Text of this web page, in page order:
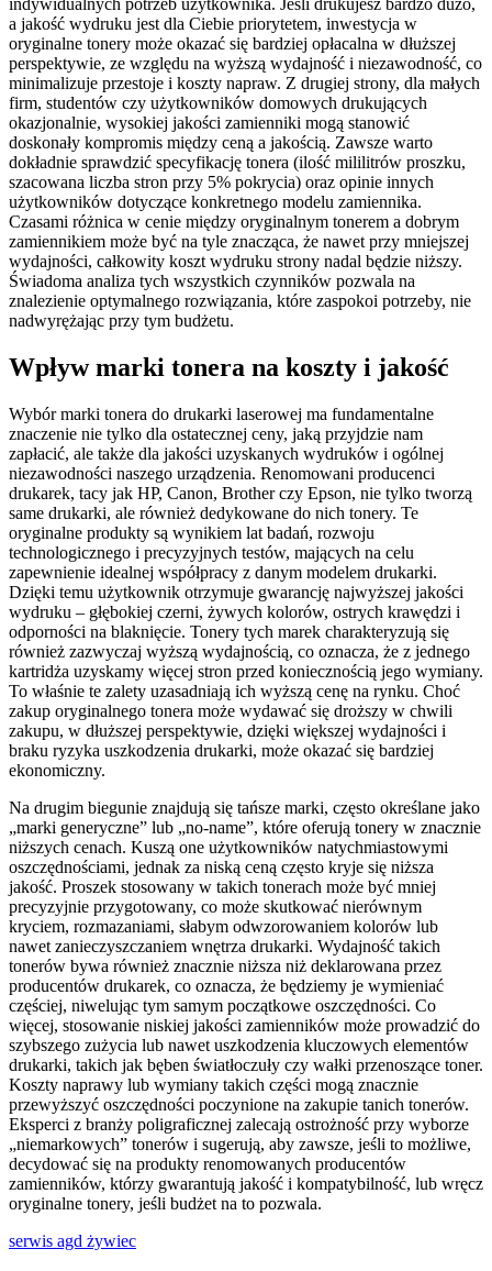
indywidualnych potrzeb użytkownika. Jeśli drukujesz bardzo dużo,
a jakość wydruku jest dla Ciebie priorytetem, inwestycja w
oryginalne tonery może okazać się bardziej opłacalna w dłuższej
perspektywie, ze względu na wyższą wydajność i niezawodność, co
minimalizuje przestoje i koszty napraw. Z drugiej strony, dla małych
firm, studentów czy użytkowników domowych drukujących
okazjonalnie, wysokiej jakości zamienniki mogą stanowić
doskonały kompromis między ceną a jakością. Zawsze warto
dokładnie sprawdzić specyfikację tonera (ilość mililitrów proszku,
szacowana liczba stron przy 5% pokrycia) oraz opinie innych
użytkowników dotyczące konkretnego modelu zamiennika.
Czasami różnica w cenie między oryginalnym tonerem a dobrym
zamiennikiem może być na tyle znacząca, że nawet przy mniejszej
wydajności, całkowity koszt wydruku strony nadal będzie niższy.
Świadoma analiza tych wszystkich czynników pozwala na
znalezienie optymalnego rozwiązania, które zaspokoi potrzeby, nie
nadwyrężając przy tym budżetu.
Wpływ marki tonera na koszty i jakość
Wybór marki tonera do drukarki laserowej ma fundamentalne
znaczenie nie tylko dla ostatecznej ceny, jaką przyjdzie nam
zapłacić, ale także dla jakości uzyskanych wydruków i ogólnej
niezawodności naszego urządzenia. Renomowani producenci
drukarek, tacy jak HP, Canon, Brother czy Epson, nie tylko tworzą
same drukarki, ale również dedykowane do nich tonery. Te
oryginalne produkty są wynikiem lat badań, rozwoju
technologicznego i precyzyjnych testów, mających na celu
zapewnienie idealnej współpracy z danym modelem drukarki.
Dzięki temu użytkownik otrzymuje gwarancję najwyższej jakości
wydruku – głębokiej czerni, żywych kolorów, ostrych krawędzi i
odporności na blaknięcie. Tonery tych marek charakteryzują się
również zazwyczaj wyższą wydajnością, co oznacza, że z jednego
kartridża uzyskamy więcej stron przed koniecznością jego wymiany.
To właśnie te zalety uzasadniają ich wyższą cenę na rynku. Choć
zakup oryginalnego tonera może wydawać się droższy w chwili
zakupu, w dłuższej perspektywie, dzięki większej wydajności i
braku ryzyka uszkodzenia drukarki, może okazać się bardziej
ekonomiczny.
Na drugim biegunie znajdują się tańsze marki, często określane jako
„marki generyczne” lub „no-name”, które oferują tonery w znacznie
niższych cenach. Kuszą one użytkowników natychmiastowymi
oszczędnościami, jednak za niską ceną często kryje się niższa
jakość. Proszek stosowany w takich tonerach może być mniej
precyzyjnie przygotowany, co może skutkować nierównym
kryciem, rozmazaniami, słabym odwzorowaniem kolorów lub
nawet zanieczyszczaniem wnętrza drukarki. Wydajność takich
tonerów bywa również znacznie niższa niż deklarowana przez
producentów drukarek, co oznacza, że będziemy je wymieniać
częściej, niwelując tym samym początkowe oszczędności. Co
więcej, stosowanie niskiej jakości zamienników może prowadzić do
szybszego zużycia lub nawet uszkodzenia kluczowych elementów
drukarki, takich jak bęben światłoczuły czy wałki przenoszące toner.
Koszty naprawy lub wymiany takich części mogą znacznie
przewyższyć oszczędności poczynione na zakupie tanich tonerów.
Eksperci z branży poligraficznej zalecają ostrożność przy wyborze
„niemarkowych” tonerów i sugerują, aby zawsze, jeśli to możliwe,
decydować się na produkty renomowanych producentów
zamienników, którzy gwarantują jakość i kompatybilność, lub wręcz
oryginalne tonery, jeśli budżet na to pozwala.
serwis agd żywiec